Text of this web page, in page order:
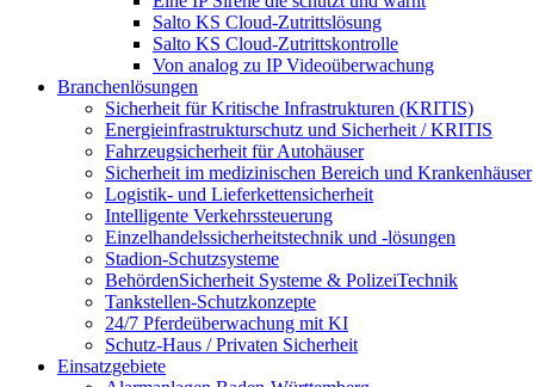
Salto KS Cloud-Zutrittslösung
Salto KS Cloud-Zutrittskontrolle
Von analog zu IP Videoüberwachung
Branchenlösungen
Sicherheit für Kritische Infrastrukturen (KRITIS)
Energieinfrastrukturschutz und Sicherheit / KRITIS
Fahrzeugsicherheit für Autohäuser
Sicherheit im medizinischen Bereich und Krankenhäuser
Logistik- und Lieferkettensicherheit
Intelligente Verkehrssteuerung
Einzelhandelssicherheitstechnik und -lösungen
Stadion-Schutzsysteme
BehördenSicherheit Systeme & PolizeiTechnik
Tankstellen-Schutzkonzepte​
24/7 Pferdeüberwachung mit KI
Schutz-Haus / Privaten Sicherheit
Einsatzgebiete